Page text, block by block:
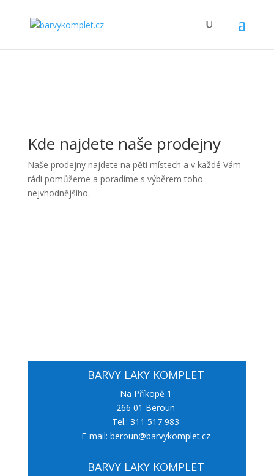
Kde najdete naše prodejny
Naše prodejny najdete na pěti místech a v každé Vám
rádi pomůžeme a poradíme s výběrem toho
nejvhodnějšího.
BARVY LAKY KOMPLET
Na Příkopě 1
266 01 Beroun
Tel.: 311 517 983
E-mail: beroun@barvykomplet.cz
BARVY LAKY KOMPLET